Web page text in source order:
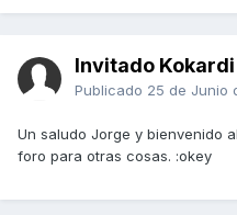
Invitado Kokardi
Publicado 25 de Junio
Un saludo Jorge y bienvenido
foro para otras cosas. :okey